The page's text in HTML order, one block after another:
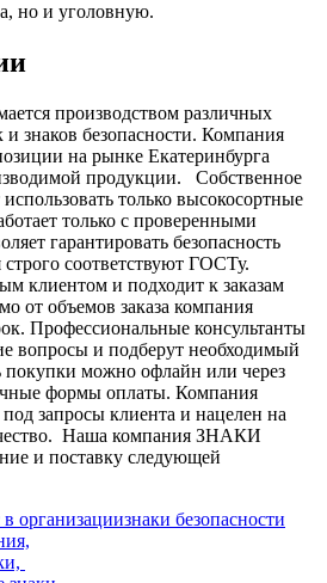
но и уголовную.
производством различных
и знаков безопасности. Компания
на рынке Екатеринбурга
продукции.
Собственное
только высокосортные
только с проверенными
гарантировать безопасность
соответствуют ГОСТу.
клиентом и подходит к заказам
от объемов заказа компания
Профессиональные консультанты
вопросы и подберут необходимый
покупки можно офлайн или через
формы оплаты. Компания
запросы клиента и нацелен на
Наша компания ЗНАКИ
и поставку следующей
знаки безопасности